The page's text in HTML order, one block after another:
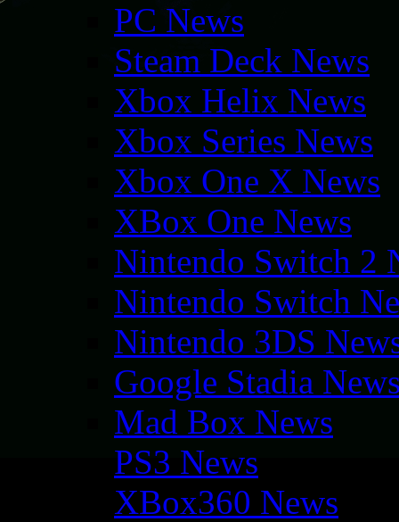
PC News
Steam Deck News
Xbox Helix News
Xbox Series News
Xbox One X News
XBox One News
Nintendo Switch 2
Nintendo Switch
Nintendo 3DS
Google Stadia
Mad Box News
PS3 News
XBox360 News